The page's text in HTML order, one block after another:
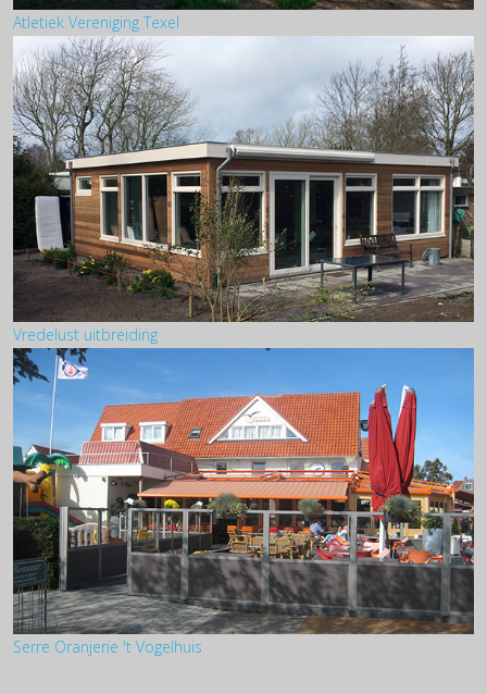
Atletiek Vereniging Texel
Vredelust uitbreiding
Serre Oranjerie 't Vogelhuis